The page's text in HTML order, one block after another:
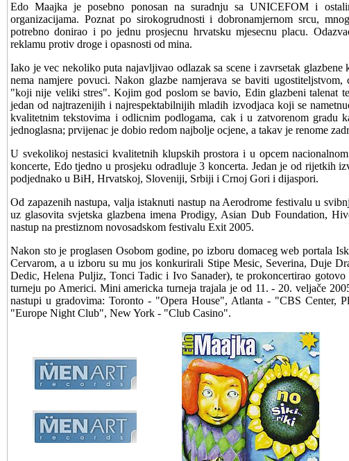
Edo Maajka je posebno ponosan na suradnju sa UNICEFOM i
organizacijama. Poznat po sirokogrudnosti i dobronamjernom srcu,
potrebno donirao i po jednu prosjecnu hrvatsku mjesecnu placu.
reklamu protiv droge i opasnosti od mina.
Iako je vec nekoliko puta najavljivao odlazak sa scene i zavrsetak glazbene
nema namjere povuci. Nakon glazbe namjerava se baviti
"koji nije veliki stres". Kojim god poslom se bavio, Edin glazbeni talenat
jedan od najtrazenijih i najrespektabilnijih mladih izvodjaca koji se
kvalitetnim tekstovima i odlicnim podlogama, cak i u zatvorenom gradu
jednoglasna; prvijenac je dobio redom najbolje ocjene, a takav je renome
U svekolikoj nestasici kvalitetnih klupskih prostora i u opcem
koncerte, Edo tjedno u prosjeku odradluje 3 koncerta. Jedan je od rijetkih
podjednako u BiH, Hrvatskoj, Sloveniji, Srbiji i Crnoj Gori i dijaspori.
Od zapazenih nastupa, valja istaknuti nastup na Aerodrome festivalu u
uz glasovita svjetska glazbena imena Prodigy, Asian Dub Foundation,
nastup na prestiznom novosadskom festivalu Exit 2005.
Nakon sto je proglasen Osobom godine, po izboru domaceg web portala
Cervarom, a u izboru su mu jos konkurirali Stipe Mesic, Severina, Duje
Dedic, Helena Puljiz, Tonci Tadic i Ivo Sanader), te prokoncertirao
turneju po Americi. Mini americka turneja trajala je od 11. - 20. veljače
nastupi u gradovima: Toronto - "Opera House", Atlanta - "CBS Center,
"Europe Night Club", New York - "Club Casino".